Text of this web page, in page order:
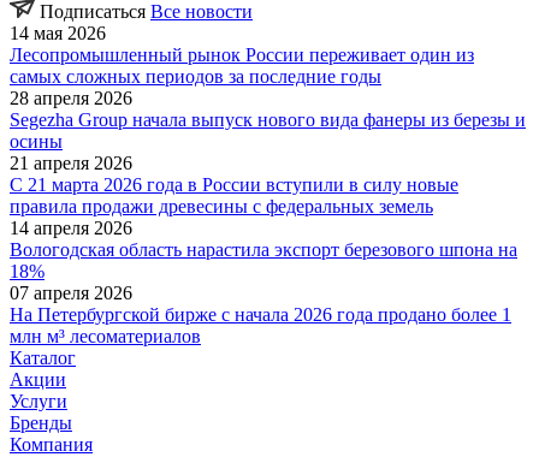
Подписаться Все новости
14 мая 2026
Лесопромышленный рынок России переживает один из
самых сложных периодов за последние годы
28 апреля 2026
Segezha Group начала выпуск нового вида фанеры из березы и
осины
21 апреля 2026
С 21 марта 2026 года в России вступили в силу новые
правила продажи древесины с федеральных земель
14 апреля 2026
Вологодская область нарастила экспорт березового шпона на
18%
07 апреля 2026
На Петербургской бирже с начала 2026 года продано более 1
млн м³ лесоматериалов
Каталог
Акции
Услуги
Бренды
Компания